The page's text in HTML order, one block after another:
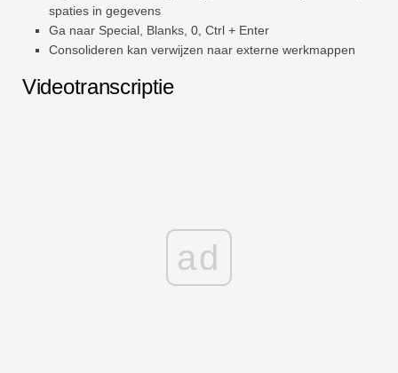
spaties in gegevens
Ga naar Special, Blanks, 0, Ctrl + Enter
Consolideren kan verwijzen naar externe werkmappen
Videotranscriptie
ad